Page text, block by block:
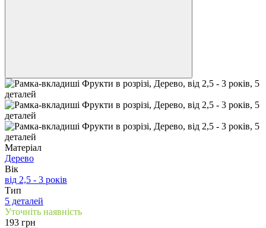
Матеріал
Дерево
Вік
від 2,5 - 3 років
Тип
5 деталей
Уточніть наявність
193 грн